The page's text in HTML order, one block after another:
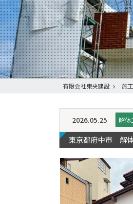
有限会社東央建設 施
2026.05.25 解体
東京都府中市 解体